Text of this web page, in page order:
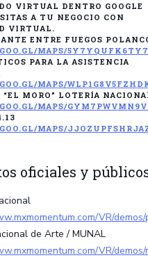
VIRTUAL DENTRO GOOGLE
A TU NEGOCIO CON
VIRTUAL.
ENTRE FUEGOS
MAPS/
PARA LA ASISTENCIA
MAPS/
“EL MORO” LOTERÍA
MAPS/
MAPS/
oficiales y
VR/
de Arte / MUNAL
VR/